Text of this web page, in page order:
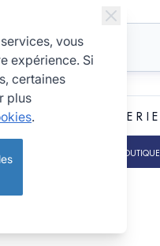
ET
RSE NOS
vous
expérience. Si
certaines
plus
.